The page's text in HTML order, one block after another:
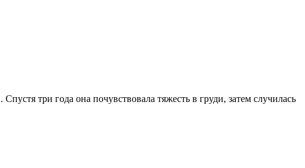
три года она почувствовала тяжесть в груди, затем случилась